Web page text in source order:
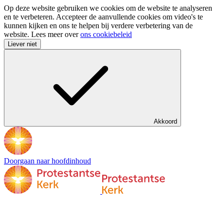
Op deze website gebruiken we cookies om de website te analyseren
en te verbeteren. Accepteer de aanvullende cookies om video's te
kunnen kijken en ons te helpen bij verdere verbetering van de
website. Lees meer overons cookiebeleid
Liever niet
Akkoord
Doorgaan naar hoofdinhoud